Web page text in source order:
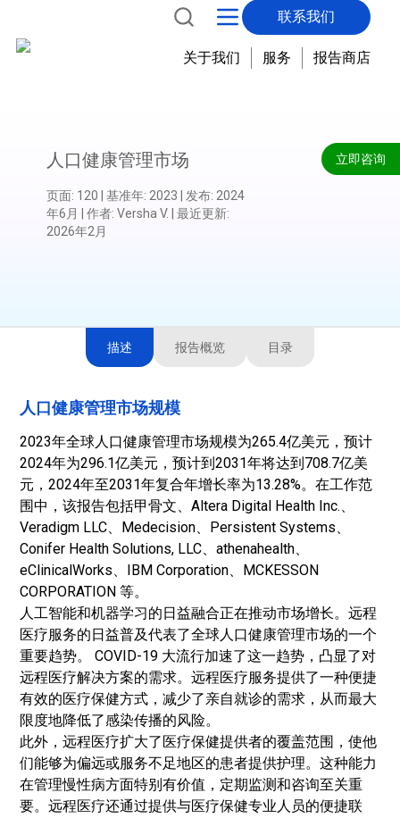
联系我们
关于我们 服务 报告商店
立即咨询
人口健康管理市场
页面: 120 基准年: 2023 发布: 2024
年6月
作者: Versha V. 最近更新:
2026年2月
描述 报告概览 目录
人口健康管理市场规模
2023年全球人口健康管理市场规模为265.4亿美元，预计
2024年为296.1亿美元，预计到2031年将达到708.7亿美
元，2024年至2031年复合年增长率为13.28%。在工作范
围中，该报告包括甲骨文、Altera Digital Health Inc.、
Veradigm LLC、Medecision、Persistent Systems、
Conifer Health Solutions, LLC、athenahealth、
eClinicalWorks、IBM Corporation、MCKESSON
CORPORATION 等。
人工智能和机器学习的日益融合正在推动市场增长。远程
医疗服务的日益普及代表了全球人口健康管理市场的一个
重要趋势。 COVID-19 大流行加速了这一趋势，凸显了对
远程医疗解决方案的需求。远程医疗服务提供了一种便捷
有效的医疗保健方式，减少了亲自就诊的需求，从而最大
限度地降低了感染传播的风险。
此外，远程医疗扩大了医疗保健提供者的覆盖范围，使他
们能够为偏远或服务不足地区的患者提供护理。这种能力
在管理慢性病方面特别有价值，定期监测和咨询至关重
要。远程医疗还通过提供与医疗保健专业人员的便捷联